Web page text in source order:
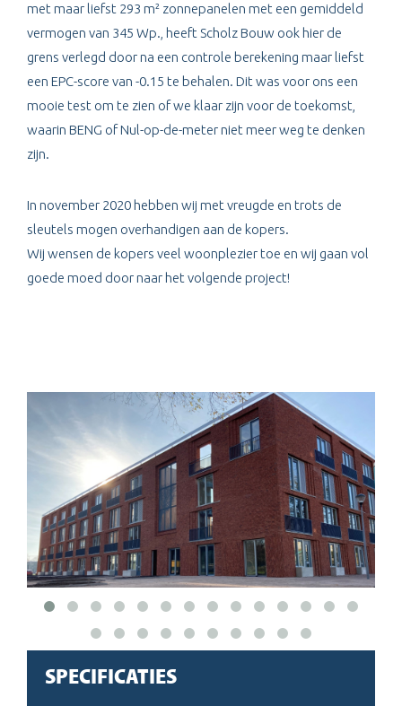
met maar liefst 293 m² zonnepanelen met een gemiddeld
vermogen van 345 Wp., heeft Scholz Bouw ook hier de
grens verlegd door na een controle berekening maar liefst
een EPC-score van -0.15 te behalen. Dit was voor ons een
mooie test om te zien of we klaar zijn voor de toekomst,
waarin BENG of Nul-op-de-meter niet meer weg te denken
zijn.
In november 2020 hebben wij met vreugde en trots de
sleutels mogen overhandigen aan de kopers.
Wij wensen de kopers veel woonplezier toe en wij gaan vol
goede moed door naar het volgende project!
SPECIFICATIES